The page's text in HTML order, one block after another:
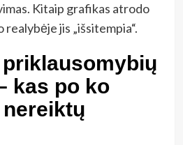
Kitaip grafikas atrodo
jis „išsitempia“.
kas po ko